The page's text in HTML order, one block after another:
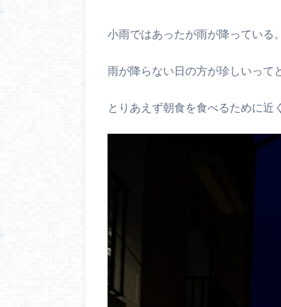
小雨ではあったが雨が降っている。
雨が降らない日の方が珍しいって
とりあえず朝食を食べるために近